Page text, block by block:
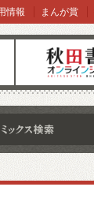
オンラインショッ
情報 まんが賞